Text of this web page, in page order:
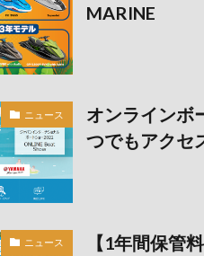
MARINE
ニュース
オンラインボ
つでもアクセ
ニュース
【1年間保管